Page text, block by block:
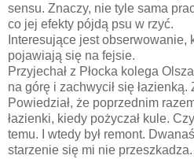
sensu. Znaczy, nie tyle sama
co jej efekty pójdą psu w rzyć.
Interesujące jest obserwowanie,
pojawiają się na fejsie.
Przyjechał z Płocka kolega
na górę i zachwycił się łazienką.
Powiedział, że poprzednim
łazienki, kiedy pożyczał kule.
temu. I wtedy był remont.
starzenie się mi nie